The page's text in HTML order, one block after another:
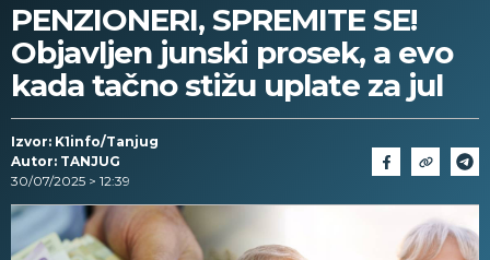
PENZIONERI, SPREMITE SE!
Objavljen junski prosek, a evo
kada tačno stižu uplate za jul
Izvor: K1info/Tanjug
Autor: TANJUG
30/07/2025 > 12:39